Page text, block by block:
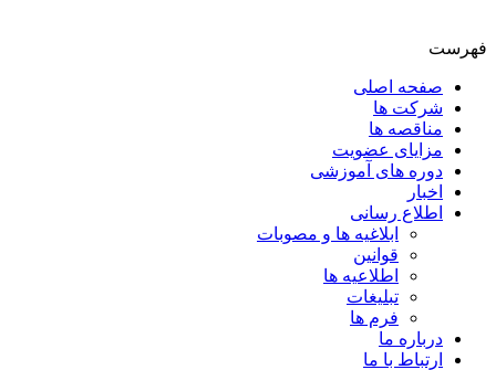
فهرست
صفحه اصلی
شرکت ها
مناقصه ها
مزایای عضویت
دوره های آموزشی
اخبار
اطلاع رسانی
ابلاغیه ها و مصوبات
قوانین
اطلاعیه ها
تبلیغات
فرم ها
درباره ما
ارتباط با ما